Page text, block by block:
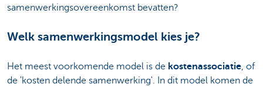
samenwerkingsovereenkomst bevatten?
Welk samenwerkingsmodel kies je?
Het meest voorkomende model is de kostenassociatie, of
de 'kosten delende samenwerking'. In dit model komen de